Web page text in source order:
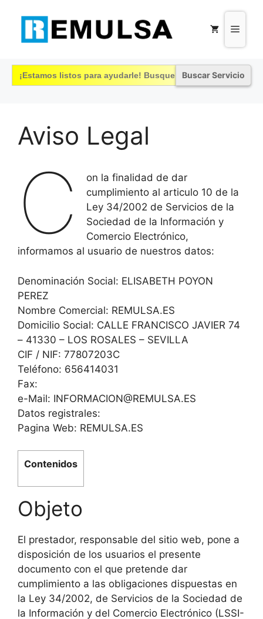
contenido
Menú
Buscar:
Aviso Legal
C
on la finalidad de dar
cumplimiento al articulo 10 de la
Ley 34/2002 de Servicios de la
Sociedad de la Información y
Comercio Electrónico,
informamos al usuario de nuestros datos:
Denominación Social: ELISABETH POYON
PEREZ
Nombre Comercial: REMULSA.ES
Domicilio Social: CALLE FRANCISCO JAVIER 74
– 41330 – LOS ROSALES – SEVILLA
CIF / NIF: 77807203C
Teléfono: 656414031
Fax:
e-Mail: INFORMACION@REMULSA.ES
Datos registrales:
Pagina Web: REMULSA.ES
Contenidos
Objeto
El prestador, responsable del sitio web, pone a
disposición de los usuarios el presente
documento con el que pretende dar
cumplimiento a las obligaciones dispuestas en
la Ley 34/2002, de Servicios de la Sociedad de
la Información y del Comercio Electrónico (LSSI-